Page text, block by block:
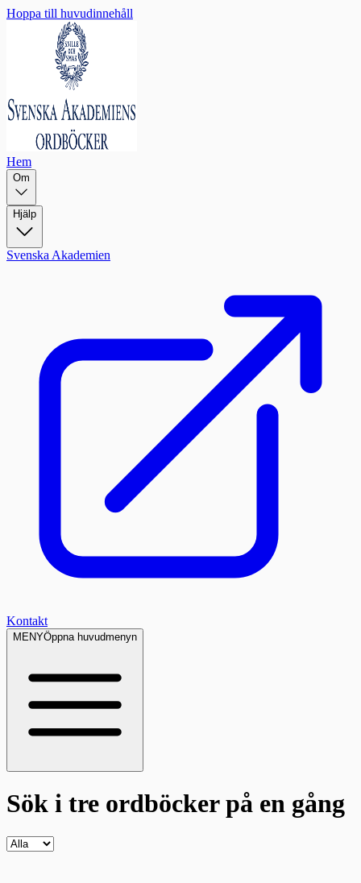
Hoppa till huvudinnehåll
Hem
Om
Hjälp
Svenska Akademien
Kontakt
MENYÖppna huvudmenyn
Sök i tre ordböckerpå en gång